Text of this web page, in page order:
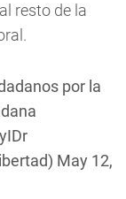
resto de la
por la
May 12,